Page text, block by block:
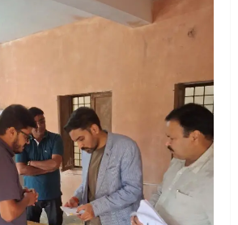
UTTARAKHAND NEWS
मिस उत्तराखंड 2026 के सब-कॉन्टेस्ट ‘मिस
August 5, 2026
UTTARAKHAND NEWS
एमआईटी वर्ल्ड पीस यूनिवर्सिटी और जर्मनी के
बीएसबीआई के बीच समझौता; भारतीय छात्रों
को मिलेंगे वैश्विक अवसर
August 5, 2026